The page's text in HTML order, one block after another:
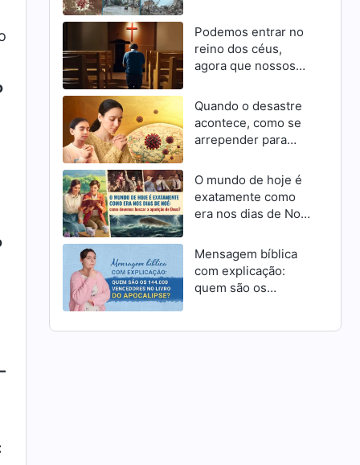
Podemos entrar no
reino dos céus,
agora que nossos
perdoados?
Quando o desastre
acontece, como se
arrepender para
misericórdia de
Deus como cristãos
O mundo de hoje é
exatamente como
era nos dias de Noé:
buscar a aparição de
Deus?
Mensagem bíblica
com explicação:
quem são os